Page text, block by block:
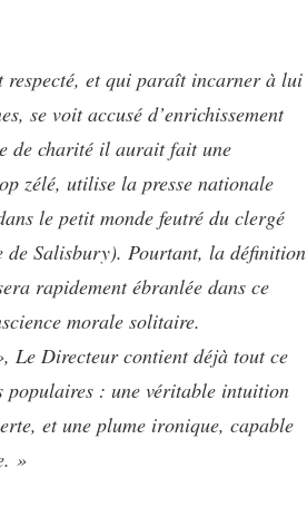
respecté, et qui paraît incarner à lui
se voit accusé d’enrichissement
de charité il aurait fait une
zélé, utilise la presse nationale
le petit monde feutré du clergé
de Salisbury). Pourtant, la définition
rapidement ébranlée dans ce
morale solitaire.
Le Directeurcontient déjà tout ce
populaires : une véritable intuition
et une plume ironique, capable
»